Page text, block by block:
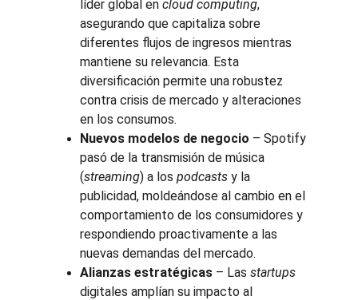
líder global en cloud computing,
asegurando que capitaliza sobre
diferentes flujos de ingresos mientras
mantiene su relevancia. Esta
diversificación permite una robustez
contra crisis de mercado y alteraciones
en los consumos.
Nuevos modelos de negocio – Spotify
pasó de la transmisión de música
(streaming) a los podcasts y la
publicidad, moldeándose al cambio en el
comportamiento de los consumidores y
respondiendo proactivamente a las
nuevas demandas del mercado.
Alianzas estratégicas – Las startups
digitales amplían su impacto al